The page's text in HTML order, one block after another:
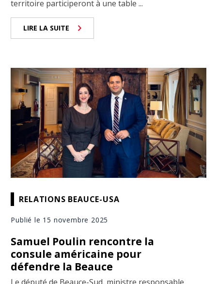
territoire participeront à une table ...
LIRE LA SUITE
RELATIONS BEAUCE-USA
Publié le 15 novembre 2025
Samuel Poulin rencontre la
consule américaine pour
défendre la Beauce